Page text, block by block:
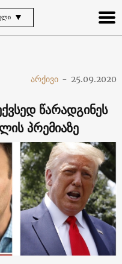
არქივი - 25.09.2020
წარადგინეს
პრემიაზე